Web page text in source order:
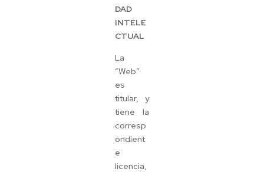
DAD
INTELE
CTUAL
La
“Web”
es
titular, y
tiene la
corresp
ondient
e
licencia,